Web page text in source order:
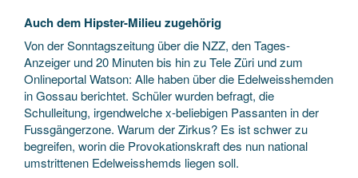
Auch dem Hipster-Milieu zugehörig
Von der Sonntagszeitung über die NZZ, den Tages-
Anzeiger und 20 Minuten bis hin zu Tele Züri und zum
Onlineportal Watson: Alle haben über die Edelweisshemden
in Gossau berichtet. Schüler wurden befragt, die
Schulleitung, irgendwelche x-beliebigen Passanten in der
Fussgängerzone. Warum der Zirkus? Es ist schwer zu
begreifen, worin die Provokationskraft des nun national
umstrittenen Edelweisshemds liegen soll.